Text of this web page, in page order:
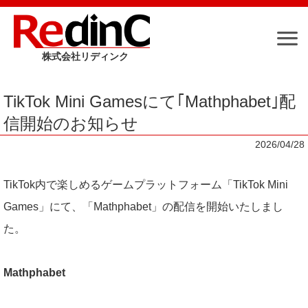
株式会社リディンク
トップページ
コンテンツ
TikTok Mini Gamesにて｢Mathphabet｣配
信開始のお知らせ
2026/04/28
TikTok内で楽しめるゲームプラットフォーム「TikTok Mini
Games」にて、「Mathphabet」の配信を開始いたしまし
た。
Mathphabet